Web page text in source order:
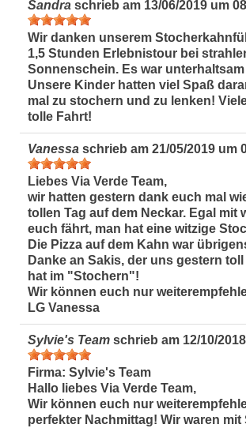
Sandra schrieb am 13/06/2019 um
Wir danken unserem
1,5 Stunden Erlebnistour bei
Sonnenschein. Es war
Unsere Kinder hatten viel Spaß
mal zu stochern und zu lenken!
tolle Fahrt!
Vanessa schrieb am 21/05/2019 um
Liebes Via Verde Team,
wir hatten gestern dank euch mal
tollen Tag auf dem Neckar. Egal mit
euch fährt, man hat eine witzige
Die Pizza auf dem Kahn war
Danke an Sakis, der uns gestern
hat im "Stochern"!
Wir können euch nur
LG Vanessa
Sylvie's Team schrieb am 12/10/2018
Firma: Sylvie's Team
Hallo liebes Via Verde Team,
Wir können euch nur
perfekter Nachmittag! Wir waren mit